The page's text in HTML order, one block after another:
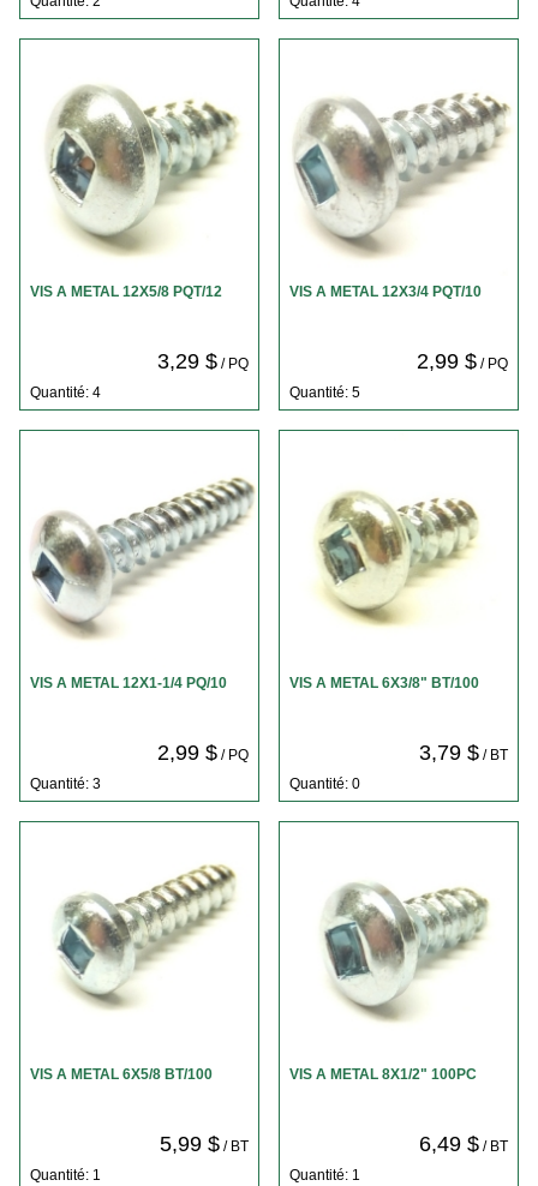
VIS A METAL 12X5/8 PQT/12
3,29 $/ PQ
Quantité: 4
VIS A METAL 12X3/4 PQT/10
2,99 $/ PQ
Quantité: 5
VIS A METAL 12X1-1/4 PQ/10
2,99 $/ PQ
Quantité: 3
VIS A METAL 6X3/8" BT/100
3,79 $/ BT
Quantité: 0
VIS A METAL 6X5/8 BT/100
5,99 $/ BT
Quantité: 1
VIS A METAL 8X1/2" 100PC
6,49 $/ BT
Quantité: 1